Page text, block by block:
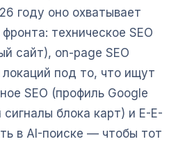
году оно охватывает
техническое SEO
сайт), on-page SEO
под то, что ищут
SEO (профиль Google
блока карт) и E-E-
в AI-поиске — чтобы тот